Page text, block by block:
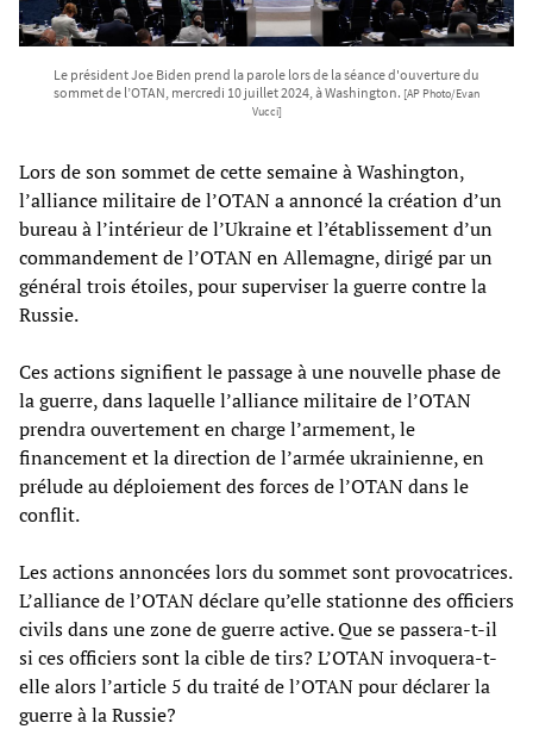
Le président Joe Biden prend la parole lors de la séance d'ouverture du
sommet de l’OTAN, mercredi 10 juillet 2024, à Washington. [AP Photo/Evan
Vucci]
Lors de son sommet de cette semaine à Washington,
l’alliance militaire de l’OTAN a annoncé la création d’un
bureau à l’intérieur de l’Ukraine et l’établissement d’un
commandement de l’OTAN en Allemagne, dirigé par un
général trois étoiles, pour superviser la guerre contre la
Russie.
Ces actions signifient le passage à une nouvelle phase de
la guerre, dans laquelle l’alliance militaire de l’OTAN
prendra ouvertement en charge l’armement, le
financement et la direction de l’armée ukrainienne, en
prélude au déploiement des forces de l’OTAN dans le
conflit.
Les actions annoncées lors du sommet sont provocatrices.
L’alliance de l’OTAN déclare qu’elle stationne des officiers
civils dans une zone de guerre active. Que se passera-t-il
si ces officiers sont la cible de tirs? L’OTAN invoquera-t-
elle alors l’article 5 du traité de l’OTAN pour déclarer la
guerre à la Russie?